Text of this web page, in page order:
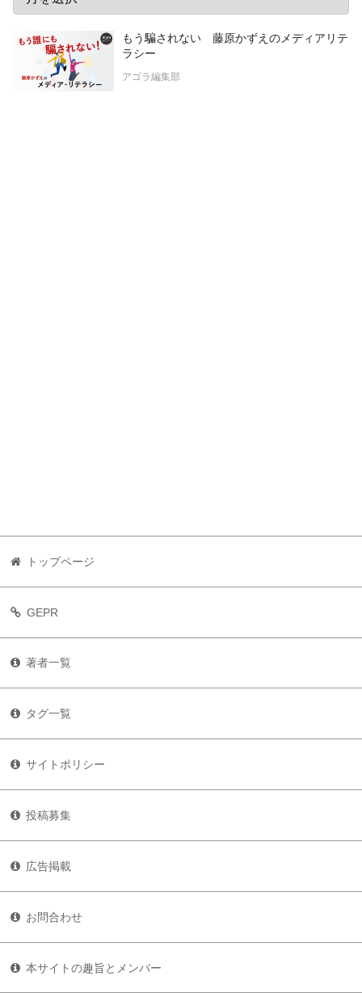
もう騙されない 藤原かずえのメディアリテ
ラシー
アゴラ編集部
トップページ
GEPR
著者一覧
タグ一覧
サイトポリシー
投稿募集
広告掲載
お問合わせ
本サイトの趣旨とメンバー